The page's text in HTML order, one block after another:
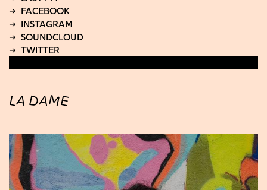
LA DAME